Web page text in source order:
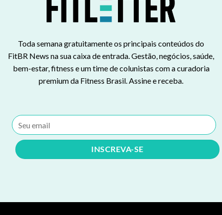
Toda semana gratuitamente os principais conteúdos do
FitBR News na sua caixa de entrada. Gestão, negócios, saúde,
bem-estar, fitness e um time de colunistas com a curadoria
premium da Fitness Brasil. Assine e receba.